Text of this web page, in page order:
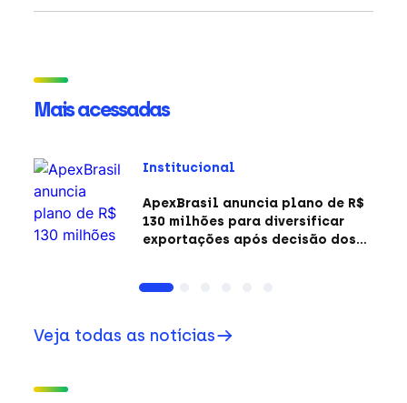
Mais acessadas
Institucional
ApexBrasil anuncia plano de R$
130 milhões para diversificar
exportações após decisão dos
Veja todas as notícias